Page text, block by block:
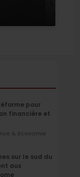
pour
financière et
& Economie
sur le sud du
aux